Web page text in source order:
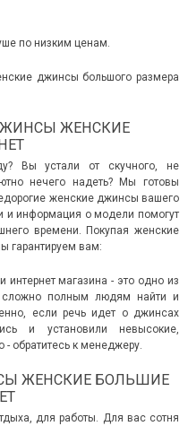
по низким ценам.
джинсы большого размера
ЖЕНСКИЕ
Вы устали от скучного, не
нечего надеть? Мы готовы
женские джинсы вашего
и информация о модели помогут
времени. Покупая женские
гарантируем вам:
интернет магазина - это одно из
полным людям найти и
если речь идет о джинсах
и установили невысокие,
обратитесь к менеджеру.
ЖЕНСКИЕ БОЛЬШИЕ
для работы. Для вас сотня